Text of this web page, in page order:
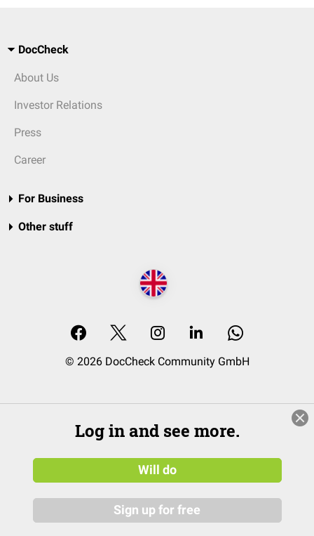
DocCheck
About Us
Investor Relations
Press
Career
For Business
Other stuff
© 2026 DocCheck Community GmbH
Log in and see more.
Will do
Sign up for free